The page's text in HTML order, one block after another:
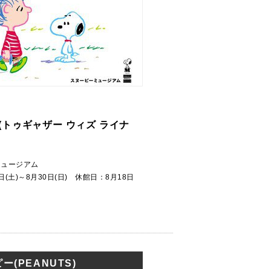
ゥギャザー ウィズ ライナ
ージアム
(土)～8月30日(日) 休館日：8月18日
ー(PEANUTS)